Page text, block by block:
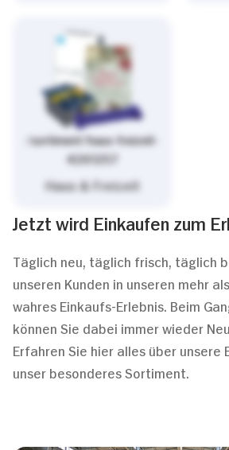
/sortiment/haus-freizeit-
4261257
Haus & Freizeit
Jetzt wird Einkaufen zum
Täglich neu, täglich frisch, täglich
unseren Kunden in unseren mehr
wahres Einkaufs-Erlebnis. Beim
können Sie dabei immer wieder
Erfahren Sie hier alles über unsere
unser besonderes Sortiment.